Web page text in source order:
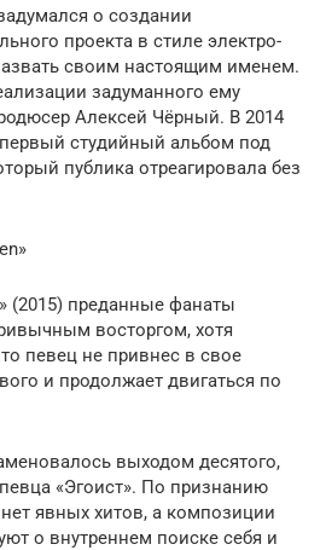
о создании
проекта в стиле электро-
своим настоящим именем.
задуманного ему
Алексей Чёрный. В 2014
студийный альбом под
публика отреагировала без
(2015) преданные фанаты
восторгом, хотя
певец не привнес в свое
и продолжает двигаться по
выходом десятого,
«Эгоист». По признанию
явных хитов, а композиции
о внутреннем поиске себя и